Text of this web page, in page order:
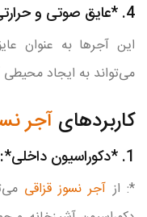
4. *عایق صوتی و حرارتی*:
این آجرها به عنوان
می‌تواند به ایجاد
کاربردهای آجر
1. *دکوراسیون داخلی*:
*: ازآجر نسوز قزاقی